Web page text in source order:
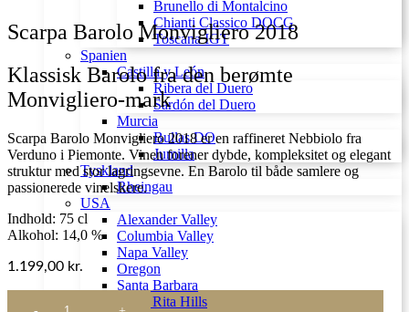
Brunello di Montalcino
Chianti Classico DOCG
Toscana IGT
Spanien
Castilla y León
Ribera del Duero
Sardón del Duero
Murcia
Bullas DO
Jumilla
Tyskland
Rheingau
USA
Alexander Valley
Columbia Valley
Napa Valley
Oregon
Santa Barbara
Santa Rita Hills
Scarpa Barolo Monvigliero 2018
Klassisk Barolo fra den berømte
Monvigliero-mark
Scarpa Barolo Monvigliero 2018 er en raffineret Nebbiolo fra
Verduno i Piemonte. Vinen forener dybde, kompleksitet og elegant
struktur med stor lagringsevne. En Barolo til både samlere og
passionerede vinelskere.
Indhold: 75 cl
Alkohol: 14,0 %
1.199,00 kr.